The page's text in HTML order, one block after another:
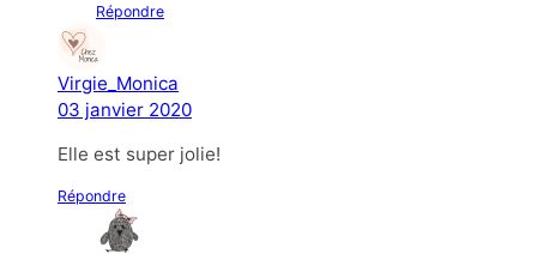
Répondre
Virgie_Monica
03 janvier 2020
Elle est super jolie!
Répondre